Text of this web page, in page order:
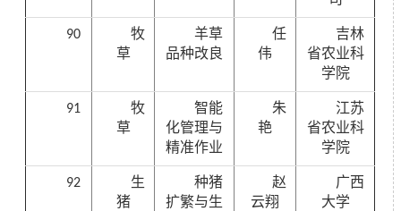
90
牧
草
羊草
品种改良
任
伟
吉林
省农业科
学院
91
牧
草
智能
化管理与
精准作业
朱
艳
江苏
省农业科
学院
92
生
猪
种猪
扩繁与生
赵
云翔
广西
大学